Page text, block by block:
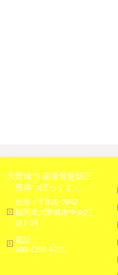
大野城市 産後骨盤矯正
「整体つぼっくす」
住所：〒816-0942
福岡県大野城市中央2丁
目1-14
電話：
090-1198-9771